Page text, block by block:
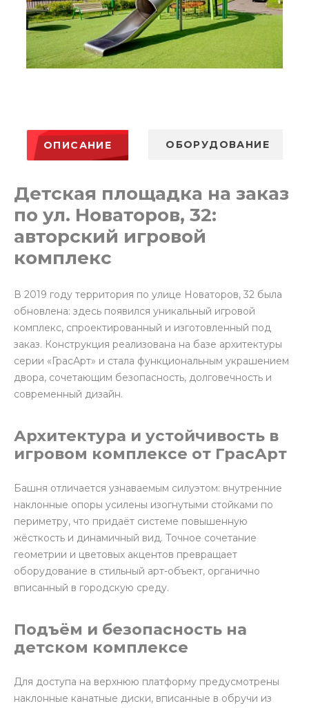
ОПИСАНИЕ ОБОРУДОВАНИЕ
Детская площадка на заказ
по ул. Новаторов, 32:
авторский игровой
комплекс
В 2019 году территория по улице Новаторов, 32 была
обновлена: здесь появился уникальный игровой
комплекс, спроектированный и изготовленный под
заказ. Конструкция реализована на базе архитектуры
серии «ГрасАрт» и стала функциональным украшением
двора, сочетающим безопасность, долговечность и
современный дизайн.
Архитектура и устойчивость в
игровом комплексе от ГрасАрт
Башня отличается узнаваемым силуэтом: внутренние
наклонные опоры усилены изогнутыми стойками по
периметру, что придаёт системе повышенную
жёсткость и динамичный вид. Точное сочетание
геометрии и цветовых акцентов превращает
оборудование в стильный арт-объект, органично
вписанный в городскую среду.
Подъём и безопасность на
детском комплексе
Для доступа на верхнюю платформу предусмотрены
наклонные канатные диски, вписанные в обручи из